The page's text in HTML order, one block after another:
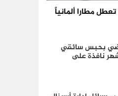
مطارا ألمانياً
بحبس سائقي
نافذة على